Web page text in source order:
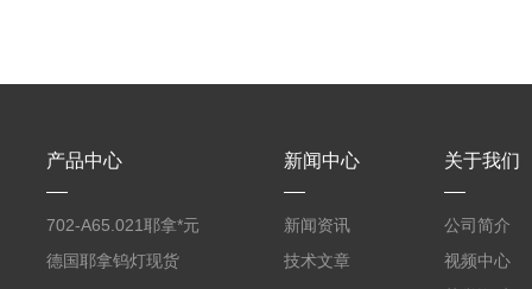
产品中心
702-A65.021耶拿*元
素分析仪反应罐
德国耶拿钨灯现货
新闻中心
新闻资讯
技术文章
关于我们
公司简介
视频中心